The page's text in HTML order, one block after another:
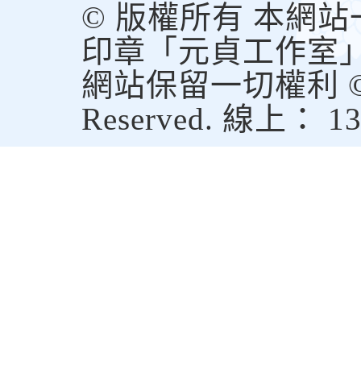
© 版權所有 本網站
印章「元貞工作室
網站保留一切權利
Reserved. 線上： 13